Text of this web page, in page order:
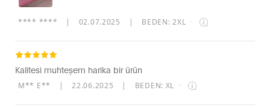
**** **** | 02.07.2025 | BEDEN: 2XL ·
Kalitesi muhteşem harika bir ürün
M** E** | 22.06.2025 | BEDEN: XL ·